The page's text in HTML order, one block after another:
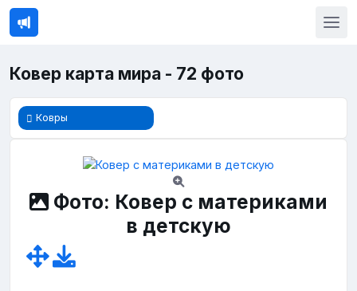
Ковер карта мира - 72 фото
Ковры
Фото: Ковер с материками
в детскую